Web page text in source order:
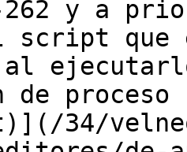
262 y a
que
de
34/